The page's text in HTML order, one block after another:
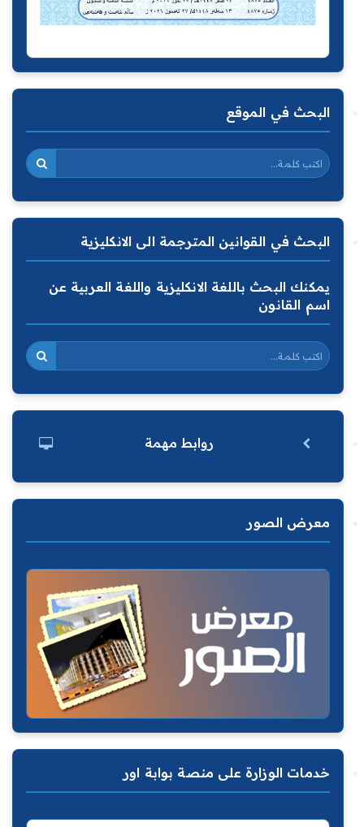
البحث في الموقع
البحث في القوانين المترجمة الى الانكليزية
يمكنك البحث باللغة الانكليزية واللغة العربية عن
اسم القانون
روابط مهمة
معرض الصور
خدمات الوزارة على منصة بوابة اور